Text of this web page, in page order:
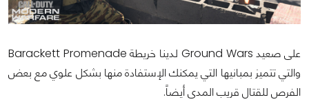
على صعيد Ground Wars لدينا خريطة Barackett Promenade
والتي تتميز بمبانيها التي يمكنك الإستفادة منها بشكل علوي مع بعض
الفرص للقتال قريب المدى أيضاً.